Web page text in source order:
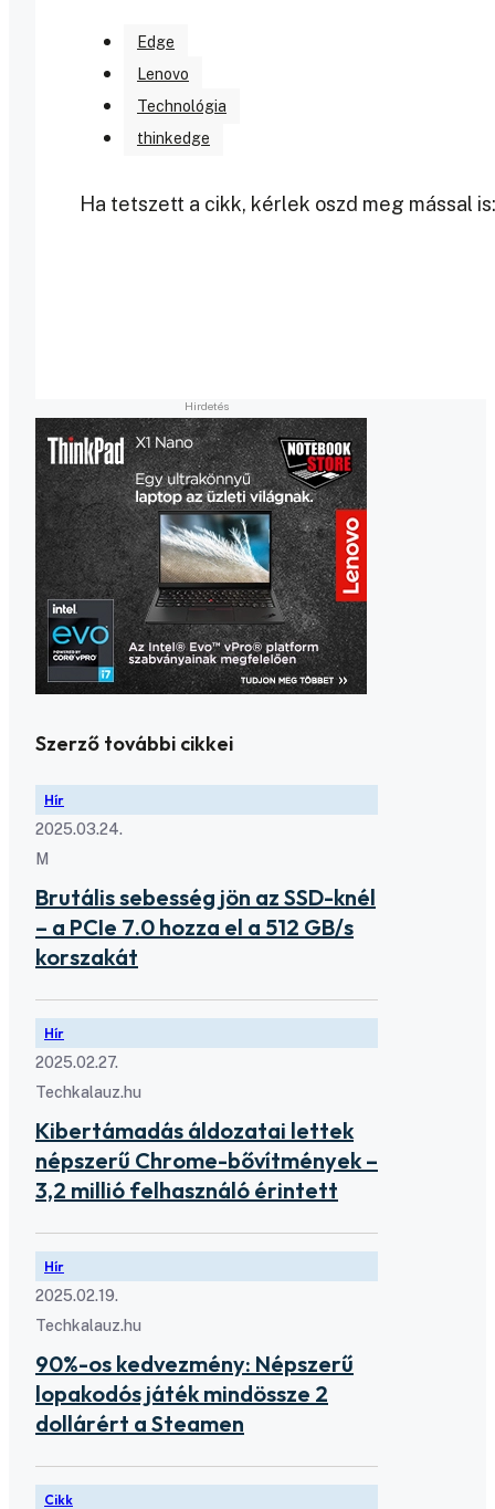
Edge
Lenovo
Technológia
thinkedge
Ha tetszett a cikk, kérlek oszd meg mással is:
Szerző további cikkei
Hír
2025.03.24.
M
Brutális sebesség jön az SSD-knél
– a PCIe 7.0 hozza el a 512 GB/s
korszakát
Hír
2025.02.27.
Techkalauz.hu
Kibertámadás áldozatai lettek
népszerű Chrome-bővítmények –
3,2 millió felhasználó érintett
Hír
2025.02.19.
Techkalauz.hu
90%-os kedvezmény: Népszerű
lopakodós játék mindössze 2
dollárért a Steamen
Cikk